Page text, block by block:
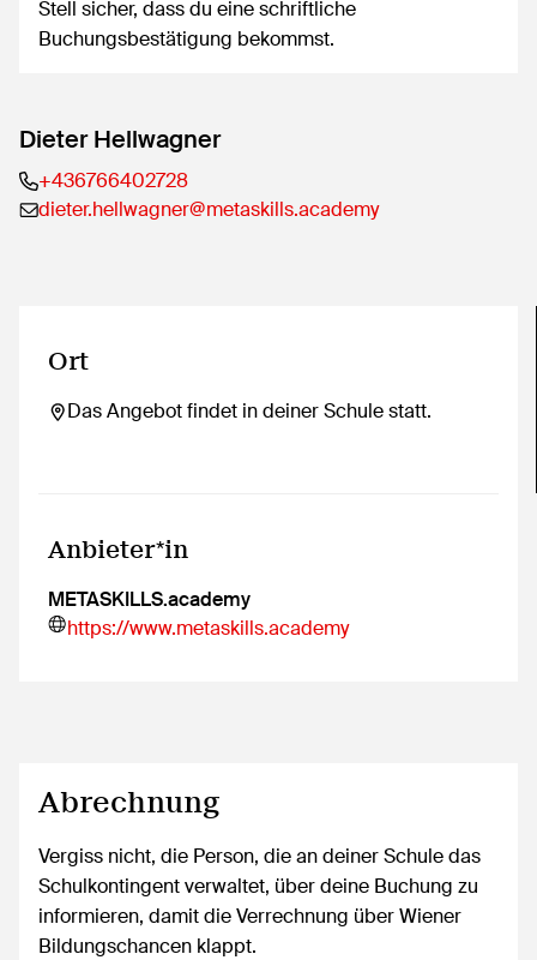
Stell sicher, dass du eine schriftliche
Buchungsbestätigung bekommst.
Dieter Hellwagner
+436766402728
dieter.hellwagner@metaskills.academy
Ort
Das Angebot findet in deiner Schule statt.
Anbieter*in
METASKILLS.academy
https://www.metaskills.academy
Abrechnung
Vergiss nicht, die Person, die an deiner Schule das
Schulkontingent verwaltet, über deine Buchung zu
informieren, damit die Verrechnung über Wiener
Bildungschancen klappt.